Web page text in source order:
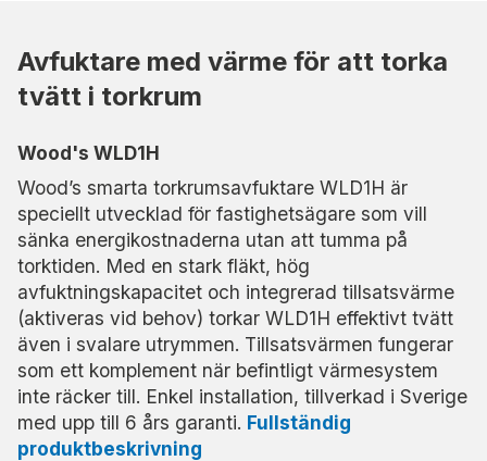
Avfuktare med värme för att torka
tvätt i torkrum
Wood's WLD1H
Wood’s smarta torkrumsavfuktare WLD1H är
speciellt utvecklad för fastighetsägare som vill
sänka energikostnaderna utan att tumma på
torktiden. Med en stark fläkt, hög
avfuktningskapacitet och integrerad tillsatsvärme
(aktiveras vid behov) torkar WLD1H effektivt tvätt
även i svalare utrymmen. Tillsatsvärmen fungerar
som ett komplement när befintligt värmesystem
inte räcker till. Enkel installation, tillverkad i Sverige
med upp till 6 års garanti. Fullständig
produktbeskrivning